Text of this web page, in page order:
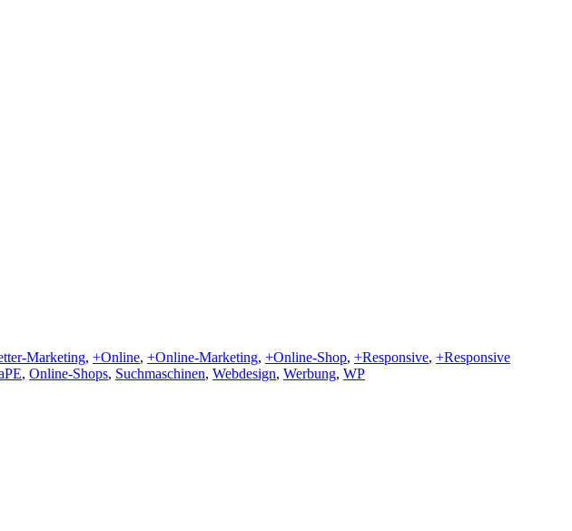
Marketing, +Online, +Online-Marketing, +Online-Shop, +Responsive, +Responsive
, Online-Shops, Suchmaschinen, Webdesign, Werbung, WP